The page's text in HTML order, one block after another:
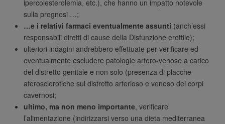
ipercolesterolemia, etc.), che hanno un impatto notevole
sulla prognosi …;
…e i relativi farmaci eventualmente assunti (anch’essi
responsabili diretti di cause della Disfunzione erettile);
ulteriori indagini andrebbero effettuate per verificare ed
eventualmente escludere patologie artero-venose a carico
del distretto genitale e non solo (presenza di placche
aterosclerotiche sul distretto arterioso e venoso dei corpi
cavernosi;
ultimo, ma non meno importante, verificare
l’alimentazione (indirizzarsi verso una dieta mediterranea